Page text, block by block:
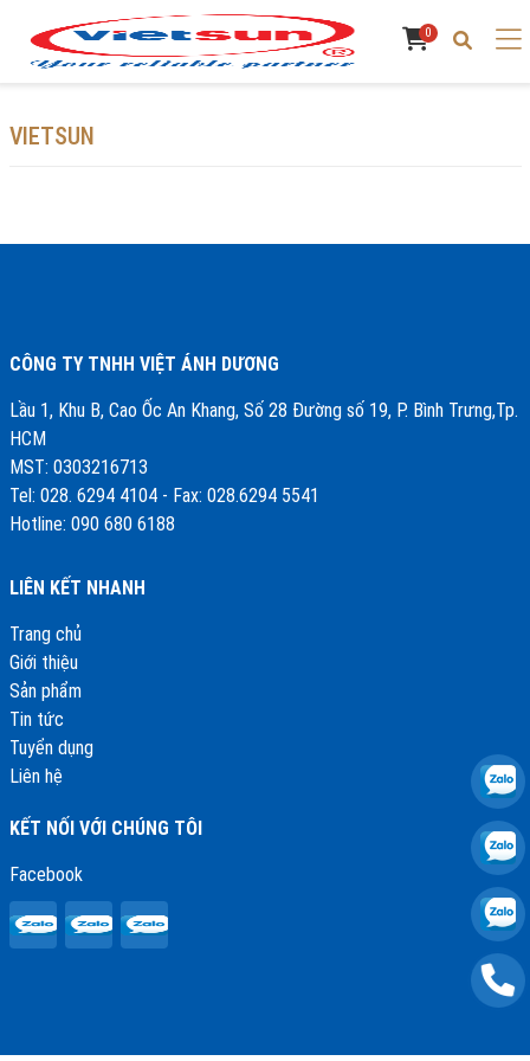
0
VIETSUN
CÔNG TY TNHH VIỆT ÁNH DƯƠNG
Lầu 1, Khu B, Cao Ốc An Khang, Số 28 Đường số 19, P. Bình Trưng,Tp.
HCM
MST: 0303216713
Tel: 028. 6294 4104 - Fax: 028.6294 5541
Hotline: 090 680 6188
LIÊN KẾT NHANH
Trang chủ
Giới thiệu
Sản phẩm
Tin tức
Tuyển dụng
Liên hệ
KẾT NỐI VỚI CHÚNG TÔI
Facebook